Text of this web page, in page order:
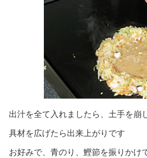
出汁を全て入れましたら、土手を崩
具材を広げたら出来上がりです
お好みで、青のり、鰹節を振りかけ